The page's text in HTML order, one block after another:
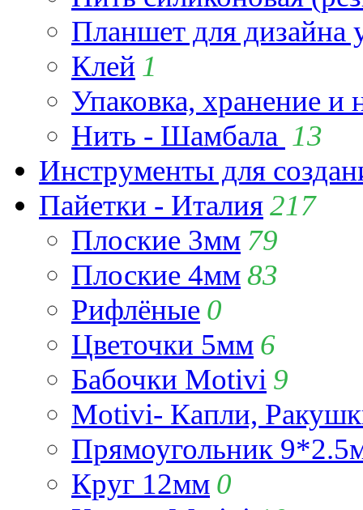
Планшет для
Клей 1
Упаковка, хранение и
Нить - Шамбала 13
Инструменты для
Пайетки - Италия217
Плоские 3мм 79
Плоские 4мм83
Рифлёные 0
Цветочки 5мм 6
Бабочки Motivi 9
Motivi- Капли,
Прямоугольник
Круг 12мм 0